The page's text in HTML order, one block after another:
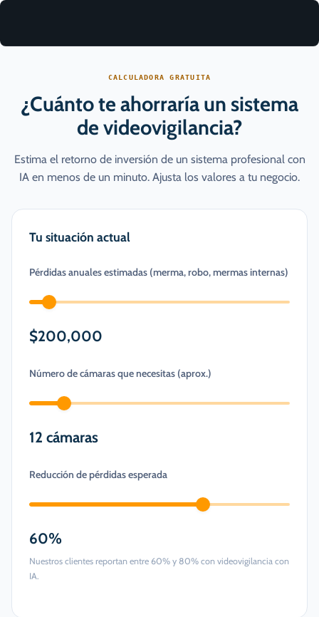
CALCULADORA GRATUITA
¿Cuánto te ahorraría un sistema
de videovigilancia?
Estima el retorno de inversión de un sistema profesional con
IA en menos de un minuto. Ajusta los valores a tu negocio.
Tu situación actual
Pérdidas anuales estimadas (merma, robo, mermas internas)
$200,000
Número de cámaras que necesitas (aprox.)
12 cámaras
Reducción de pérdidas esperada
60%
Nuestros clientes reportan entre 60% y 80% con videovigilancia con
IA.